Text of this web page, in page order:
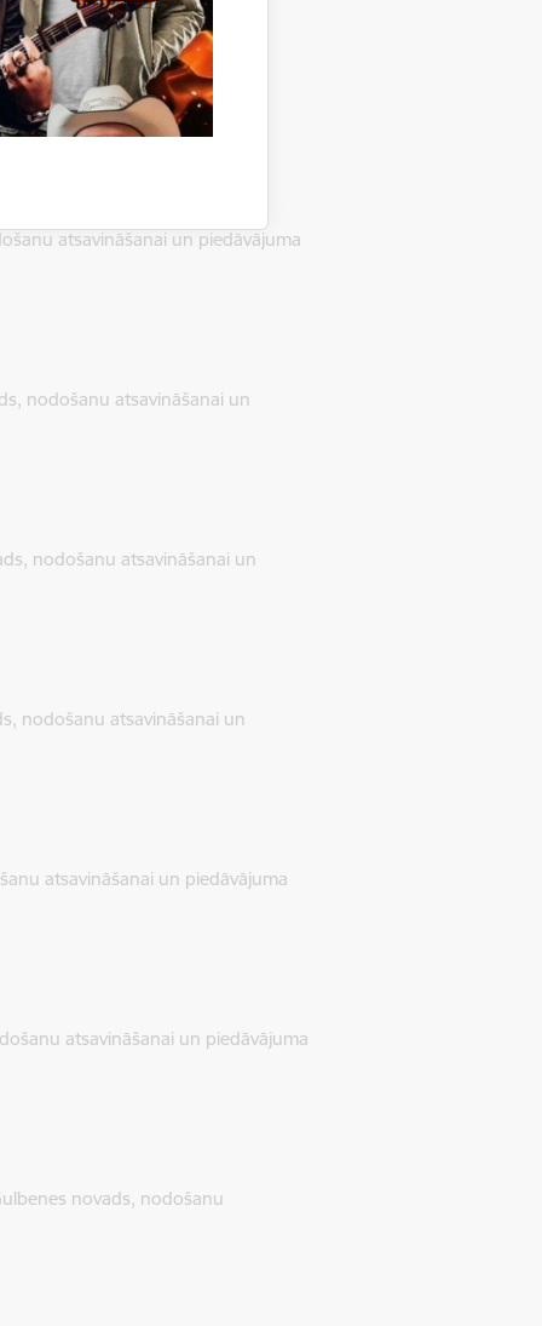
atsavināšanu īrniekam
atsavināšanai un piedāvājuma
nodošanu atsavināšanai un
nodošanu atsavināšanai un
nodošanu atsavināšanai un
atsavināšanai un piedāvājuma
atsavināšanai un piedāvājuma
novads, nodošanu